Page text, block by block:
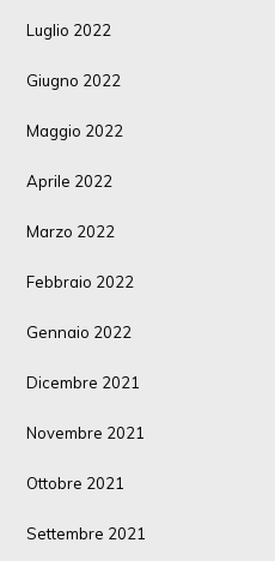
Luglio 2022
Giugno 2022
Maggio 2022
Aprile 2022
Marzo 2022
Febbraio 2022
Gennaio 2022
Dicembre 2021
Novembre 2021
Ottobre 2021
Settembre 2021